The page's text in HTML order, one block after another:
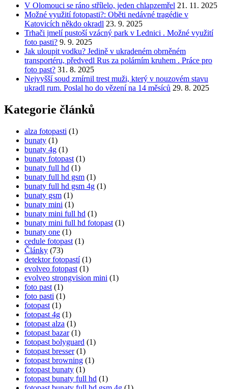
V Olomouci se ráno střílelo, jeden chlapzemřel 21. 11. 2025
Možné využití fotopasti?: Oběti nedávné tragédie v
Katovicích někdo okradl 23. 9. 2025
Trhači jmelí pustoší vzácný park v Lednici . Možné využití
foto pasti? 9. 9. 2025
Jak uloupit vodku? Jedině v ukradeném obrněném
transportéru, předvedl Rus za polárním kruhem . Práce pro
foto past? 31. 8. 2025
Nejvyšší soud zmírnil trest muži, který v nouzovém stavu
ukradl rum. Poslal ho do vězení na 14 měsíců 29. 8. 2025
Kategorie článků
alza fotopasti (1)
bunaty (1)
bunaty 4g (1)
bunaty fotopast (1)
bunaty full hd (1)
bunaty full hd gsm (1)
bunaty full hd gsm 4g (1)
bunaty gsm (1)
bunaty mini (1)
bunaty mini full hd (1)
bunaty mini full hd fotopast (1)
bunaty one (1)
cedule fotopast (1)
Články (73)
detektor fotopastí(1)
evolveo fotopast (1)
evolveo strongvision mini (1)
foto past (1)
foto pasti (1)
fotopast (1)
fotopast 4g (1)
fotopast alza (1)
fotopast bazar(1)
fotopast bolyguard (1)
fotopast bresser(1)
fotopast browning (1)
fotopast bunaty (1)
fotopast bunaty full hd (1)